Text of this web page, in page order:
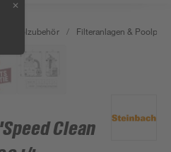
✕
& Poolzubehör / Filteranlagen &
Clean